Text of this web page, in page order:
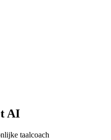
AI
taalcoach